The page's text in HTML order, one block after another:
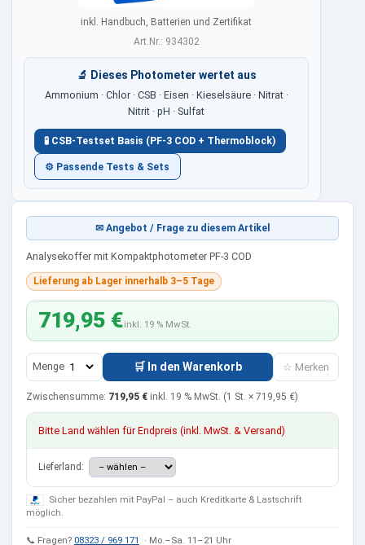
inkl. Handbuch, Batterien und Zertifikat
Art.Nr.: 934302
🔬 Dieses Photometer wertet aus
Ammonium · Chlor · CSB · Eisen · Kieselsäure · Nitrat ·
Nitrit · pH · Sulfat
🧪 CSB-Testset Basis (PF-3 COD + Thermoblock)
⚙ Passende Tests & Sets
✉ Angebot / Frage zu diesem Artikel
Analysekoffer mit Kompaktphotometer PF-3 COD
Lieferung ab Lager innerhalb 3–5 Tage
719,95 €inkl. 19 % MwSt.
Menge 🛒 In den Warenkorb ☆ Merken
Zwischensumme: 719,95 € inkl. 19 % MwSt. (1 St. × 719,95 €)
Bitte Land wählen für Endpreis (inkl. MwSt. & Versand)
Lieferland:
Sicher bezahlen mit PayPal – auch Kreditkarte & Lastschrift
möglich.
📞 Fragen? 08323 / 969 171 · Mo.–Sa. 11–21 Uhr